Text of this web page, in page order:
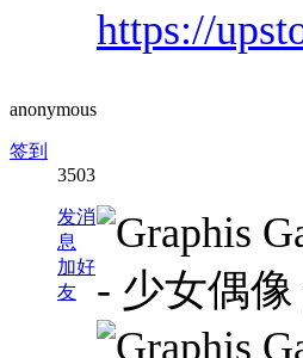
anonymous
签到
3503
发消
息
加好
友
https://